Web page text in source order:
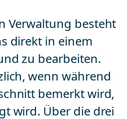
Verwaltung besteht
direkt in einem
zu bearbeiten.
wenn während
bemerkt wird,
wird. Über die drei